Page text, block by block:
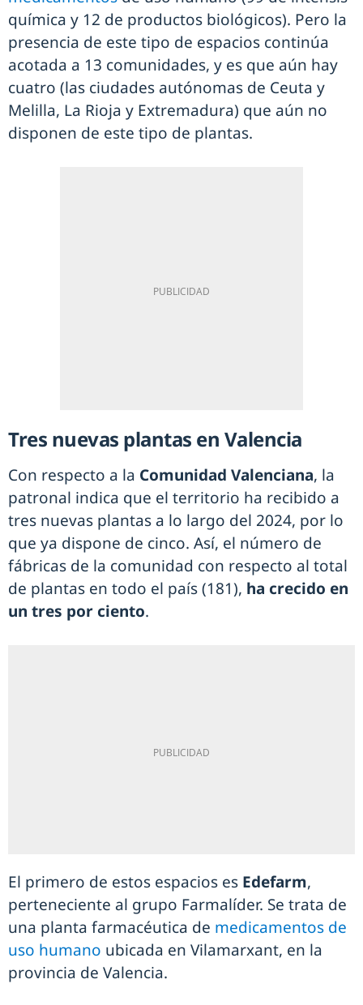
química y 12 de productos biológicos). Pero la
presencia de este tipo de espacios continúa
acotada a 13 comunidades, y es que aún hay
cuatro (las ciudades autónomas de Ceuta y
Melilla, La Rioja y Extremadura) que aún no
disponen de este tipo de plantas.
Tres nuevas plantas en Valencia
Con respecto a la Comunidad Valenciana, la
patronal indica que el territorio ha recibido a
tres nuevas plantas a lo largo del 2024, por lo
que ya dispone de cinco. Así, el número de
fábricas de la comunidad con respecto al total
de plantas en todo el país (181), ha crecido en
un tres por ciento.
El primero de estos espacios es Edefarm,
perteneciente al grupo Farmalíder. Se trata de
una planta farmacéutica de medicamentos de
uso humano ubicada en Vilamarxant, en la
provincia de Valencia.